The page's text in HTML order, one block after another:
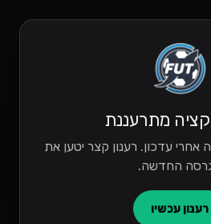
מתרעננת
אחרי עדכון. רענון קצר יטען את
החדשה.
רענון עכשיו